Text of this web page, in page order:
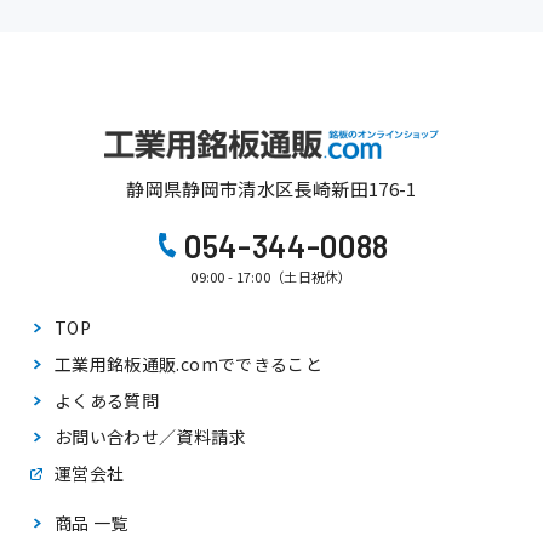
静岡県静岡市清水区長崎新田176-1
054-344-0088
09:00 - 17:00（土日祝休）
TOP
工業用銘板通販.comでできること
よくある質問
お問い合わせ／資料請求
運営会社
商品 一覧